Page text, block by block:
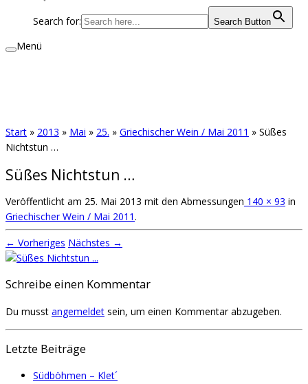
Search for: Search Button
Menü
Start » 2013 » Mai » 25. » Griechischer Wein / Mai 2011 » Süßes
Nichtstun …
Süßes Nichtstun …
Veröffentlicht am 25. Mai 2013 mit den Abmessungen 140 × 93 in
Griechischer Wein / Mai 2011.
← Vorheriges Nächstes →
Schreibe einen Kommentar
Du musst angemeldet sein, um einen Kommentar abzugeben.
Letzte Beiträge
Südböhmen – Klet´